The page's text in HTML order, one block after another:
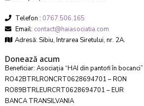
Telefon : 0767.506.165
Email: contact@haiasociatia.com
Adresă: Sibiu, Intrarea Siretului, nr. 2A.
Donează acum
Beneficiar: Asociația “HAI din pantofi în bocanci”
RO42BTRLRONCRT0628694701 – RON
RO89BTRLEURCRT0628694701 – EUR
BANCA TRANSILVANIA